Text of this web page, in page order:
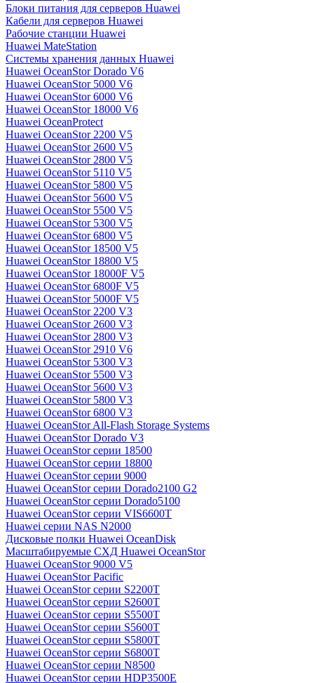
Блоки питания для серверов Huawei
Кабели для серверов Huawei
Рабочие станции Huawei
Huawei MateStation
Системы хранения данных Huawei
Huawei OceanStor Dorado V6
Huawei OceanStor 5000 V6
Huawei OceanStor 6000 V6
Huawei OceanStor 18000 V6
Huawei OceanProtect
Huawei OceanStor 2200 V5
Huawei OceanStor 2600 V5
Huawei OceanStor 2800 V5
Huawei OceanStor 5110 V5
Huawei OceanStor 5800 V5
Huawei OceanStor 5600 V5
Huawei OceanStor 5500 V5
Huawei OceanStor 5300 V5
Huawei OceanStor 6800 V5
Huawei OceanStor 18500 V5
Huawei OceanStor 18800 V5
Huawei OceanStor 18000F V5
Huawei OceanStor 6800F V5
Huawei OceanStor 5000F V5
Huawei OceanStor 2200 V3
Huawei OceanStor 2600 V3
Huawei OceanStor 2800 V3
Huawei OceanStor 2910 V6
Huawei OceanStor 5300 V3
Huawei OceanStor 5500 V3
Huawei OceanStor 5600 V3
Huawei OceanStor 5800 V3
Huawei OceanStor 6800 V3
Huawei OceanStor All-Flash Storage Systems
Huawei OceanStor Dorado V3
Huawei OceanStor серии 18500
Huawei OceanStor серии 18800
Huawei OceanStor серии 9000
Huawei OceanStor серии Dorado2100 G2
Huawei OceanStor серии Dorado5100
Huawei OceanStor серии VIS6600T
Huawei серии NAS N2000
Дисковые полки Huawei OceanDisk
Масштабируемые СХД Huawei OceanStor
Huawei OceanStor 9000 V5
Huawei OceanStor Pacific
Huawei OceanStor серии S2200T
Huawei OceanStor серии S2600T
Huawei OceanStor серии S5500T
Huawei OceanStor серии S5600T
Huawei OceanStor серии S5800T
Huawei OceanStor серии S6800T
Huawei OceanStor серии N8500
Huawei OceanStor серии HDP3500E